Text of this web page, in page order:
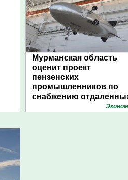
Мурманская область
оценит проект
пензенских
промышленников по
снабжению
поселений с помощью